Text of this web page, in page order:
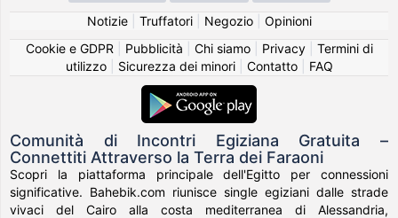
Notizie| Truffatori| Negozio| Opinioni
Cookie e GDPR
Pubblicità Chi siamo| Privacy| Termini di
utilizzo| Sicurezza dei minori| Contatto| FAQ
Comunità di Incontri Egiziana Gratuita –
Connettiti Attraverso la Terra dei Faraoni
Scopri la piattaforma principale dell'Egitto per connessioni
significative. Bahebik.com riunisce single egiziani dalle strade
vivaci del Cairo alla costa mediterranea di Alessandria,